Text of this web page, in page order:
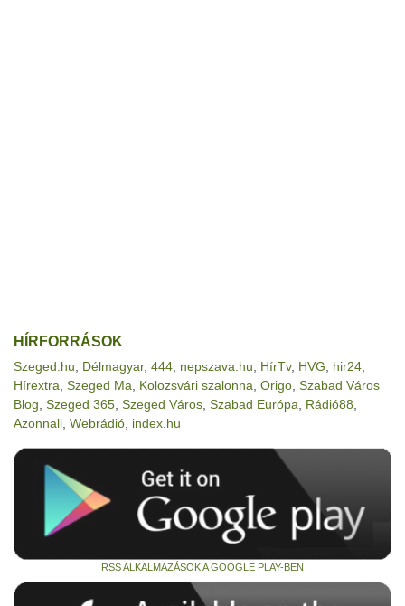
HÍRFORRÁSOK
Szeged.hu Délmagyar, 444 nepszava.hu HírTv, HVG hir24
Hírextra Szeged Ma Kolozsvári szalonna Origo Szabad Város
Blog Szeged 365 Szeged Város Szabad Európa Rádió88
Azonnali Webrádió index.hu
RSS ALKALMAZÁSOK A GOOGLE PLAY-BEN